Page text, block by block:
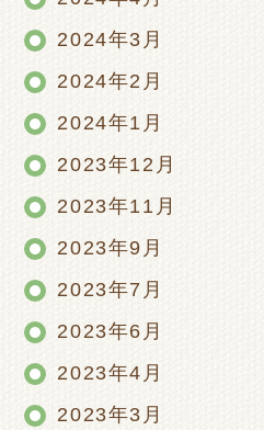
2024年3月
2024年2月
2024年1月
2023年12月
2023年11月
2023年9月
2023年7月
2023年6月
2023年4月
2023年3月